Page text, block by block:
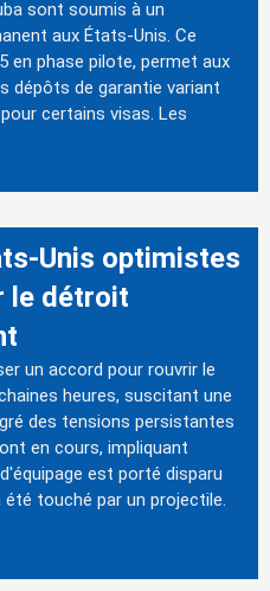
sont soumis à un
aux États-Unis. Ce
en phase pilote, permet aux
dépôts de garantie variant
certains visas. Les
Unis optimistes
le détroit
un accord pour rouvrir le
heures, suscitant une
des tensions persistantes
en cours, impliquant
est porté disparu
été touché par un projectile.